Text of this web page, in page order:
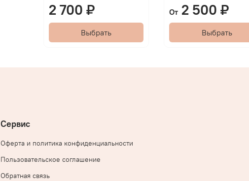
2 700 ₽
Выбрать
От 2 500 ₽
Выбрать
Сервис
Оферта и политика конфиденциальности
Пользовательское соглашение
Обратная связь